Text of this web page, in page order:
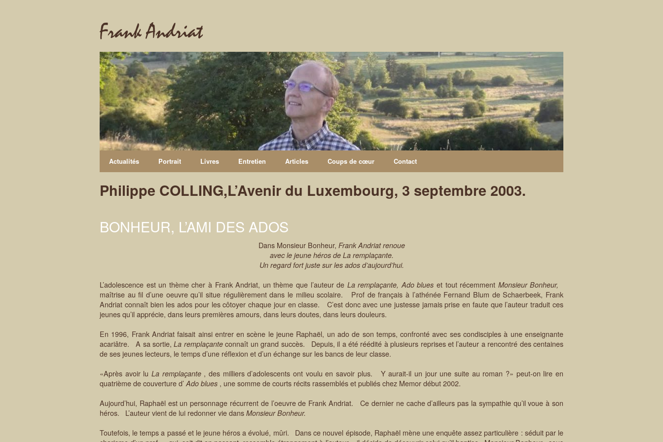
Frank Andriat
Actualités Portrait Livres Entretien Articles Coups de cœur Contact
Philippe COLLING,L’Avenir du Luxembourg, 3 septembre 2003.
BONHEUR, L’AMI DES ADOS
Dans Monsieur Bonheur, Frank Andriat renoue
avec le jeune héros de La remplaçante.
Un regard fort juste sur les ados d’aujourd’hui.
L’adolescence est un thème cher à Frank Andriat, un thème que l’auteur de La remplaçante, Ado blueset tout récemment Monsieur Bonheur,
maîtrise au fil d’une oeuvre qu’il situe régulièrement dans le milieu scolaire. Prof de français à l’athénée Fernand Blum de Schaerbeek, Frank
Andriat connaît bien les ados pour les côtoyer chaque jour en classe. C’est donc avec une justesse jamais prise en faute que l’auteur traduit ces
jeunes qu’il apprécie, dans leurs premières amours, dans leurs doutes, dans leurs douleurs.
En 1996, Frank Andriat faisait ainsi entrer en scène le jeune Raphaël, un ado de son temps, confronté avec ses condisciples à une enseignante
acariâtre. A sa sortie,La remplaçanteconnaît un grand succès. Depuis, il a été réédité à plusieurs reprises et l’auteur a rencontré des centaines
de ses jeunes lecteurs, le temps d’une réflexion et d’un échange sur les bancs de leur classe.
«Après avoir lu La remplaçante , des milliers d’adolescents ont voulu en savoir plus. Y aurait-il un jour une suite au roman ?» peut-on lire en
quatrième de couverture d’Ado blues , une somme de courts récits rassemblés et publiés chez Memor début 2002.
Aujourd’hui, Raphaël est un personnage récurrent de l’oeuvre de Frank Andriat. Ce dernier ne cache d’ailleurs pas la sympathie qu’il voue à son
héros. L’auteur vient de lui redonner vie dans Monsieur Bonheur.
Toutefois, le temps a passé et le jeune héros a évolué, mûri. Dans ce nouvel épisode, Raphaël mène une enquête assez particulière : séduit par le